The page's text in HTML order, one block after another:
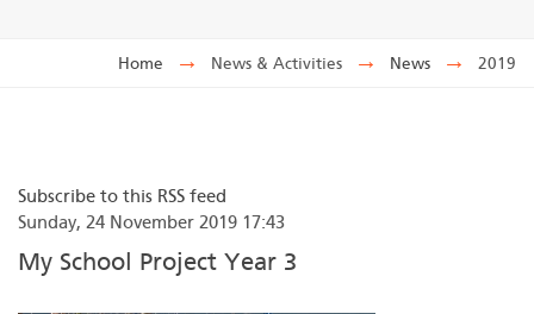
Home → News & Activities → News → 2019
Subscribe to this RSS feed
Sunday, 24 November 2019 17:43
My School Project Year 3